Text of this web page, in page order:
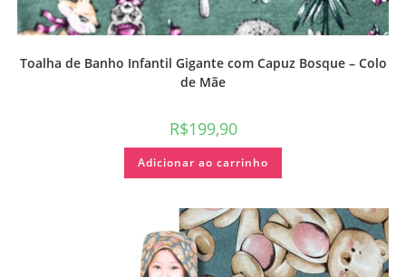
Toalha de Banho Infantil Gigante com Capuz Bosque – Colo
de Mãe
R$199,90
Adicionar ao carrinho